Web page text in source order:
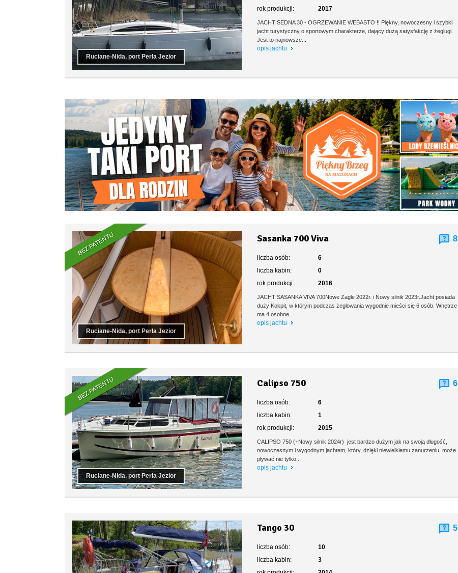
Ruciane-Nida, port Perła Jezior
rok produkcji:
2017
JACHT SEDNA 30 - OGRZEWANIE WEBASTO !! Piękny, nowoczesny i szybki
jacht turystyczny o sportowym charakterze, dający dużą satysfakcję z żeglugi.
Jest to najnowsze...
opis jachtu
BEZ PATENTU
Ruciane-Nida, port Perła Jezior
Sasanka 700 Viva 8
liczba osób:
6
liczba kabin:
0
rok produkcji:
2016
JACHT SASANKA VIVA 700Nowe Żagle 2022r. i Nowy silnik 2023r.Jacht posiada
duży Kokpit, w którym podczas żeglowania wygodnie mieści się 6 osób. Wnętrze
ma 4 osobne...
opis jachtu
BEZ PATENTU
Ruciane-Nida, port Perła Jezior
Calipso 750 6
liczba osób:
6
liczba kabin:
1
rok produkcji:
2015
CALIPSO 750 (+Nowy silnik 2024r) jest bardzo dużym jak na swoją długość,
nowoczesnym i wygodnym jachtem, który, dzięki niewielkiemu zanurzeniu, może
pływać nie tylko...
opis jachtu
Tango 30 5
liczba osób:
10
liczba kabin:
3